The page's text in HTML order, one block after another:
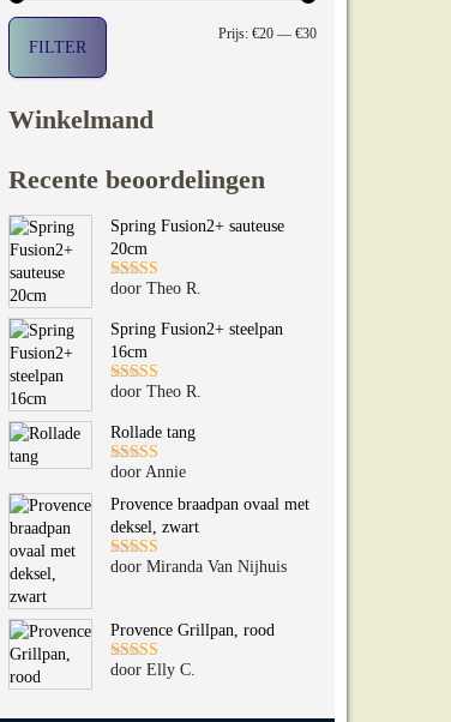
Min. prijs
Max. prijs
FILTER
Prijs: €20 — €30
Winkelmand
Recente beoordelingen
Spring Fusion2+ sauteuse
20cm
Gewaardeerd
door Theo R.
Spring Fusion2+ steelpan
16cm
Gewaardeerd
door Theo R.
Rollade tang
Gewaardeerd
5uit 5
door Annie
Provence braadpan ovaal met
deksel, zwart
Gewaardeerd
door Miranda Van Nijhuis
Provence Grillpan, rood
Gewaardeerd
door Elly C.